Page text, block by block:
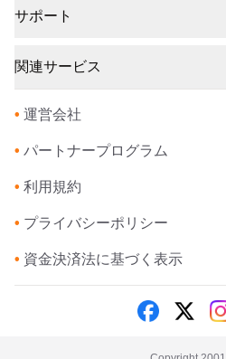
サポート
関連サービス
• 運営会社
• パートナープログラム
• 利用規約
• プライバシーポリシー
• 資金決済法に基づく表示